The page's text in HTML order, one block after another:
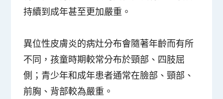
持續到成年甚至更加嚴重。
異位性皮膚炎的病灶分布會隨著年齡而有所
不同，孩童時期較常分布於頸部、四肢屈
側；青少年和成年患者通常在臉部、頸部、
前胸、背部較為嚴重。